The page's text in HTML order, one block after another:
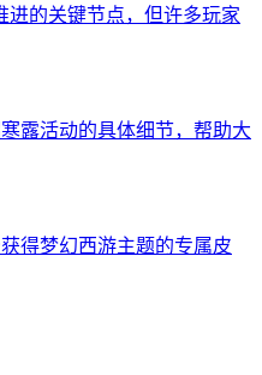
进的关键节点，但许多玩家
露活动的具体细节，帮助大
得梦幻西游主题的专属皮